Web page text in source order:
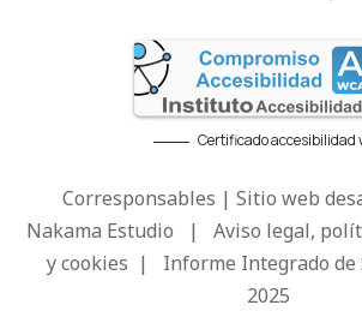
Certificado accesibilidad
Corresponsables | Sitio web
Nakama Estudio | Aviso legal,
y cookies | Informe Integrado
2025